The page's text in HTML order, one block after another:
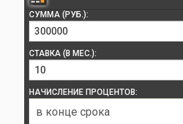
СУММА (РУБ.):
СТАВКА (В МЕС.):
НАЧИСЛЕНИЕ ПРОЦЕНТОВ: